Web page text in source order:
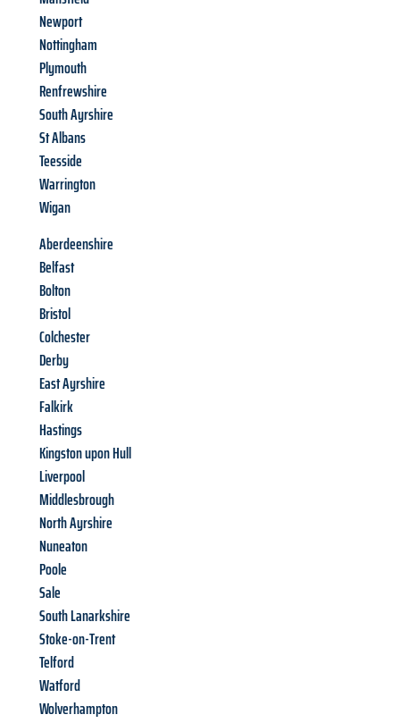
Newport
Nottingham
Plymouth
Renfrewshire
South Ayrshire
St Albans
Teesside
Warrington
Wigan
Aberdeenshire
Belfast
Bolton
Bristol
Colchester
Derby
East Ayrshire
Falkirk
Hastings
Kingston upon Hull
Liverpool
Middlesbrough
North Ayrshire
Nuneaton
Poole
Sale
South Lanarkshire
Stoke-on-Trent
Telford
Watford
Wolverhampton